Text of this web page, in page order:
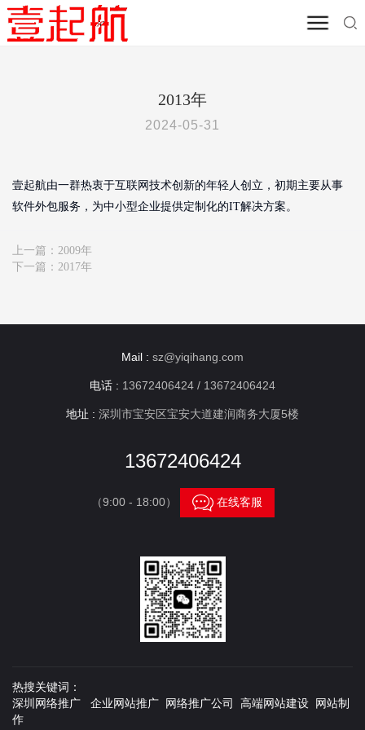
壹起航历程
2013年
2024-05-31
壹起航由一群热衷于互联网技术创新的年轻人创立，初期主要从事
软件外包服务，为中小型企业提供定制化的IT解决方案。
上一篇： 2009年
下一篇： 2017年
Mail : sz@yiqihang.com
电话 : 13672406424 / 13672406424
地址 : 深圳市宝安区宝安大道建润商务大厦5楼
13672406424
（9:00 - 18:00） 在线客服
热搜关键词：
深圳网络推广 企业网站推广 网络推广公司 高端网站建设 网站制
作